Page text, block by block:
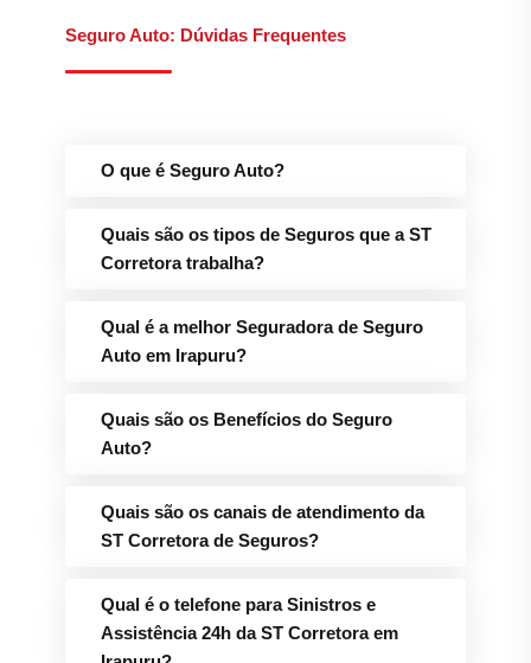
Seguro Auto: Dúvidas Frequentes
O que é Seguro Auto?
Quais são os tipos de Seguros que a ST
Corretora trabalha?
Qual é a melhor Seguradora de Seguro
Auto em Irapuru?
Quais são os Benefícios do Seguro
Auto?
Quais são os canais de atendimento da
ST Corretora de Seguros?
Qual é o telefone para Sinistros e
Assistência 24h da ST Corretora em